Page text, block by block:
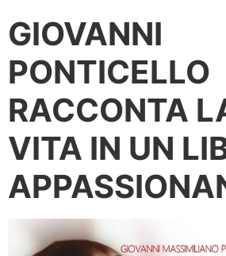
GIOVANNI
PONTICELLO
RACCONTA
VITA IN UN